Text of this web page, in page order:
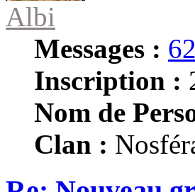
Albi
Messages : 62
Inscription :
Nom de
Clan :